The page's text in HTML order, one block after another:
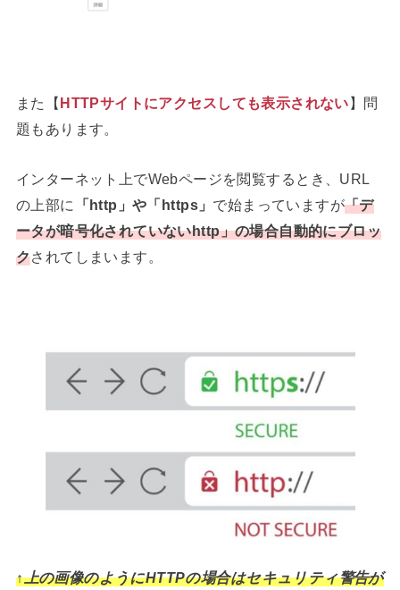
また【HTTPサイトにアクセスしても表示されない】問
題もあります。
インターネット上でWebページを閲覧するとき、URL
の上部に
「http」や「https」 で始まっていますが「デ
ータが暗号化されていないhttp」の場合自動的にブロッ
クされてしまいます。
↑上の画像のようにHTTPの場合はセキュリティ警告が